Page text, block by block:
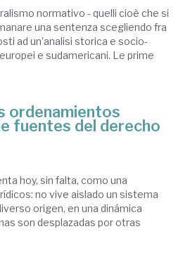
normativo - quelli cioè che si
una sentenza scegliendo fra
ad un'analisi storica e socio-
e sudamericani. Le prime
ordenamientos
fuentes del derecho
hoy, sin falta, como una
no vive aislado un sistema
origen, en una dinámica
son desplazadas por otras